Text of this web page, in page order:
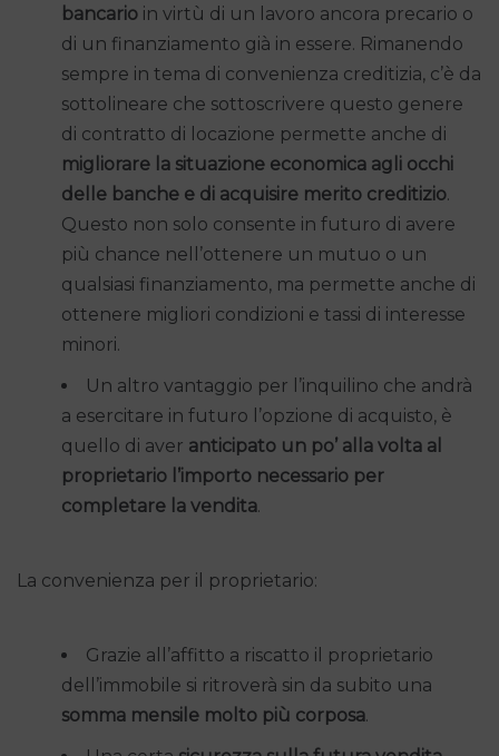
bancario in virtù di un lavoro ancora precario o
di un finanziamento già in essere. Rimanendo
sempre in tema di convenienza creditizia, c’è da
sottolineare che sottoscrivere questo genere
di contratto di locazione permette anche di
migliorare la situazione economica agli occhi
delle banche e di acquisire merito creditizio.
Questo non solo consente in futuro di avere
più chance nell’ottenere un mutuo o un
qualsiasi finanziamento, ma permette anche di
ottenere migliori condizioni e tassi di interesse
minori.
Un altro vantaggio per l’inquilino che andrà
a esercitare in futuro l’opzione di acquisto, è
quello di aver anticipato un po’ alla volta al
proprietario l’importo necessario per
completare la vendita.
La convenienza per il proprietario:
Grazie all’affitto a riscatto il proprietario
dell’immobile si ritroverà sin da subito una
somma mensile molto più corposa.